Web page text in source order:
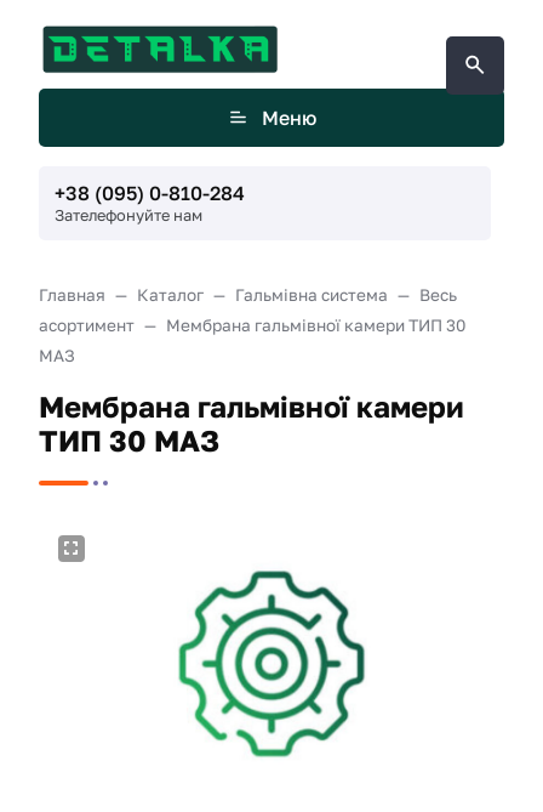
Меню
+38 (095) 0-810-284
Зателефонуйте нам
Главная Каталог Гальмівна система
Весь
асортимент
Мембрана гальмівної камери ТИП 30
МАЗ
Мембрана гальмівної камери
ТИП 30 МАЗ